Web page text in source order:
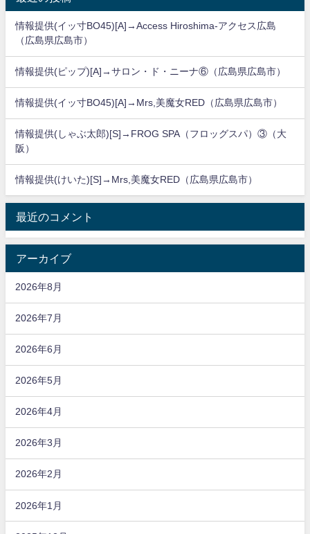
情報提供(イッ寸BO45)[A]→Access Hiroshima-アクセス広島
（広島県広島市）
情報提供(ピップ)[A]→サロン・ド・ニーナ⑥（広島県広島市）
情報提供(イッ寸BO45)[A]→Mrs,美魔女RED（広島県広島市）
情報提供(しゃぶ太郎)[S]→FROG SPA（フロッグスパ）③（大
阪）
情報提供(けいた)[S]→Mrs,美魔女RED（広島県広島市）
最近のコメント
アーカイブ
2026年8月
2026年7月
2026年6月
2026年5月
2026年4月
2026年3月
2026年2月
2026年1月